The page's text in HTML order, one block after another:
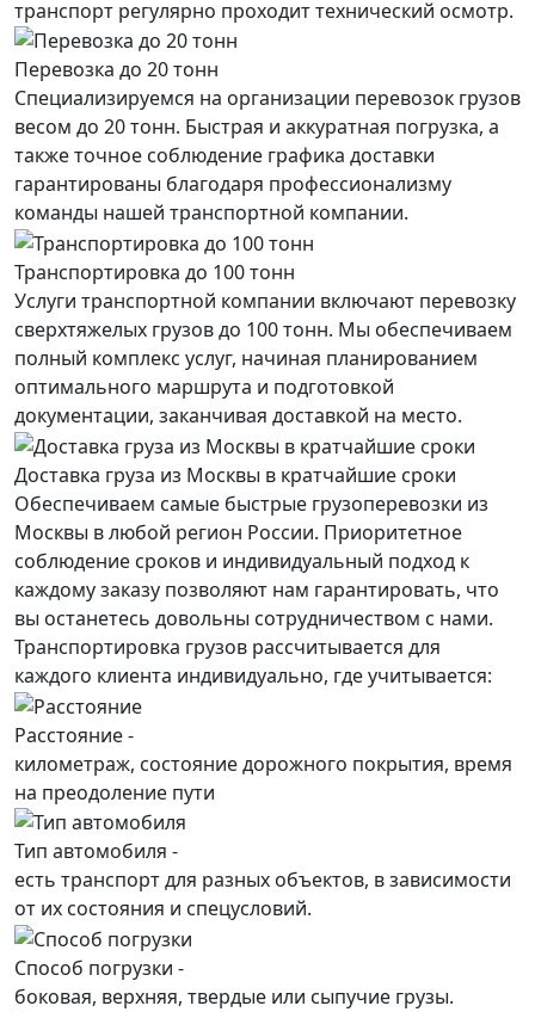
транспорт регулярно проходит технический осмотр.
Перевозка до 20 тонн
Специализируемся на организации перевозок грузов
весом до 20 тонн. Быстрая и аккуратная погрузка, а
также точное соблюдение графика доставки
гарантированы благодаря профессионализму
команды нашей транспортной компании.
Транспортировка до 100 тонн
Услуги транспортной компании включают перевозку
сверхтяжелых грузов до 100 тонн. Мы обеспечиваем
полный комплекс услуг, начиная планированием
оптимального маршрута и подготовкой
документации, заканчивая доставкой на место.
Доставка груза из Москвы в кратчайшие сроки
Обеспечиваем самые быстрые грузоперевозки из
Москвы в любой регион России. Приоритетное
соблюдение сроков и индивидуальный подход к
каждому заказу позволяют нам гарантировать, что
вы останетесь довольны сотрудничеством с нами.
Транспортировка грузов рассчитывается для
каждого клиента индивидуально, где учитывается:
Расстояние -
километраж, состояние дорожного покрытия, время
на преодоление пути
Тип автомобиля -
есть транспорт для разных объектов, в зависимости
от их состояния и спецусловий.
Способ погрузки -
боковая, верхняя, твердые или сыпучие грузы.